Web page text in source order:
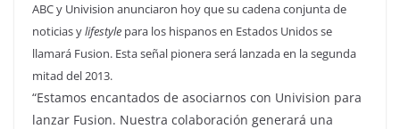
ABC y Univision anunciaron hoy que su cadena conjunta de
noticias ylifestyle para los hispanos en Estados Unidos se
llamará Fusion. Esta señal pionera será lanzada en la segunda
mitad del 2013.
“Estamos encantados de asociarnos con Univision para
lanzar Fusion. Nuestra colaboración generará una